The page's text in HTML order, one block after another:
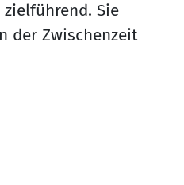
Sie
der Zwischenzeit